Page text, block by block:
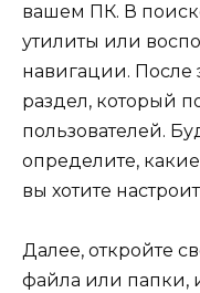
вашем ПК. В
утилиты или
навигации. После
раздел, который
пользователей.
определите,
вы хотите
Далее, откройте
файла или папки,